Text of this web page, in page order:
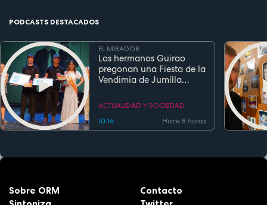
PODCASTS DESTACADOS
EL MIRADOR
Los hermanos Guirao
pregonan una Fiesta de la
Vendimia de Jumilla
los recuerdos de infancia
ACTUALIDAD Y SOCIEDAD
10:16
Hace 8 horas
Sobre ORM
Contacto